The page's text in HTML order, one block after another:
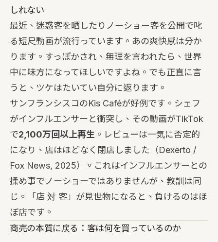
しれない
最近、迷惑客を晒したりノーショー客を公開で叱
る短尺動画が流行っています。あの爽快感は分か
ります。すっぽかされ、無理を言われたら、世界
中に味方になってほしいですよね。でも正直に言
うと、ツケはたいてい自分に返ります。
サンフランシスコのKis Caféが好例です。シェフ
がインフルエンサーと衝突し、その動画がTikTok
で2,100万回以上再生 。レビューは一気に否定的
になり、店はほどなく閉店しました（Dexerto /
Fox News, 2025）。これはインフルエンサーとの
揉め事でノーショーではありませんが、教訓は同
じ。「店 対 客」が見世物になると、負けるのはほ
ぼ店です。
商売の本質に戻る：客は何を買っているのか